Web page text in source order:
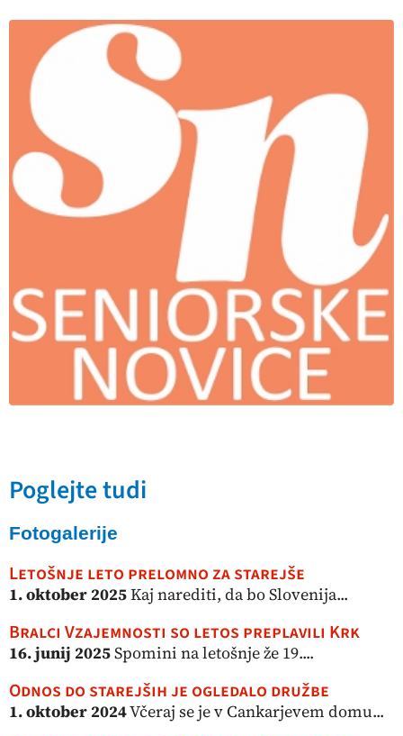
Poglejte tudi
Fotogalerije
Letošnje leto prelomno za starejše
1. oktober 2025Kaj narediti, da bo Slovenija...
Bralci Vzajemnosti so letos preplavili Krk
16. junij 2025Spomini na letošnje že 19....
Odnos do starejših je ogledalo družbe
1. oktober 2024Včeraj se je v Cankarjevem domu...